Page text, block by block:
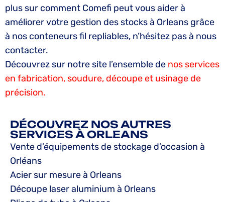
plus sur comment Comefi peut vous aider à
améliorer votre gestion des stocks à Orleans grâce
à nos conteneurs fil repliables, n’hésitez pas à nous
contacter.
Découvrez sur notre site l’ensemble de nos services
en fabrication, soudure, découpe et usinage de
précision.
DÉCOUVREZ NOS AUTRES
SERVICES À ORLEANS
Vente d’équipements de stockage d’occasion à
Orléans
Acier sur mesure à Orleans
Découpe laser aluminium à Orleans